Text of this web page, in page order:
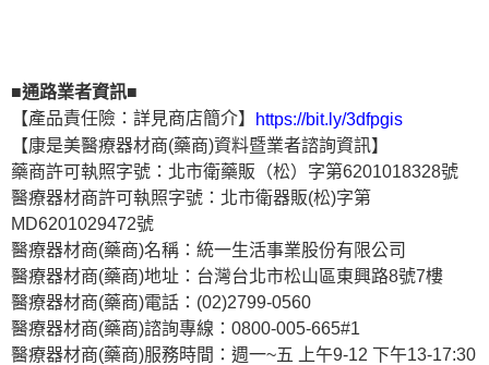
■通路業者資訊■
【產品責任險：詳見商店簡介】
https://bit.ly/3dfpgis
【康是美醫療器材商(藥商)資料暨業者諮詢資訊】
藥商許可執照字號：北市衛藥販（松）字第6201018328號
醫療器材商許可執照字號：北市衛器販(松)字第
MD6201029472號
醫療器材商(藥商)名稱：統一生活事業股份有限公司
醫療器材商(藥商)地址：台灣台北市松山區東興路8號7樓
醫療器材商(藥商)電話：(02)2799-0560
醫療器材商(藥商)諮詢專線：0800-005-665#1
醫療器材商(藥商)服務時間：週一~五 上午9-12 下午13-17:30